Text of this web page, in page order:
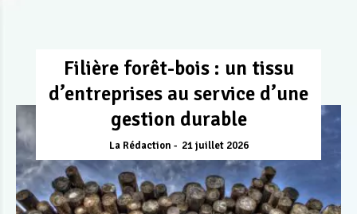
Filière forêt-bois : un tissu
d’entreprises au service d’une
gestion durable
La Rédaction 21 juillet 2026